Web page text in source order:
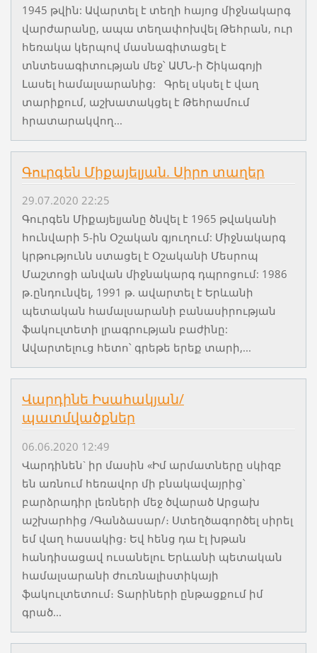
1945 թվին: Ավարտել է տեղի հայոց միջնակարգ
վարժարանը, ապա տեղափոխվել Թեհրան, ուր
հեռակա կերպով մասնագիտացել է
տնտեսագիտության մեջ՝ ԱՄՆ-ի Շիկագոյի
Լասել համալսարանից: Գրել սկսել է վաղ
տարիքում, աշխատակցել է Թեհրամում
հրատարակվող...
Գուրգեն Միքայելյան. Սիրո տաղեր
29.07.2020 22:25
Գուրգեն Միքայելյանը ծնվել է 1965 թվականի
հունվարի 5-ին Օշական գյուղում: Միջնակարգ
կրթությունն ստացել է Օշականի Մեսրոպ
Մաշտոցի անվան միջնակարգ դպրոցում: 1986
թ․ընդունվել, 1991 թ. ավարտել է Երևանի
պետական համալսարանի բանասիրության
ֆակուլտետի լրագրության բաժինը:
Ավարտելուց հետո՝ գրեթե երեք տարի,...
Վարդինե Իսահակյան/
պատմվածքներ
06.06.2020 12:49
Վարդինեն` իր մասին «Իմ արմատները սկիզբ
են առնում հեռավոր մի բնակավայրից՝
բարձրադիր լեռների մեջ ծվարած Արցախ
աշխարհից /Գանձասար/։ Ստեղծագործել սիրել
եմ վաղ հասակից։ Եվ հենց դա էլ խթան
հանդիսացավ ուսանելու Երևանի պետական
համալսարանի ժուռնալիստիկայի
ֆակուլտետում։ Տարիների ընթացքում իմ
գրած...